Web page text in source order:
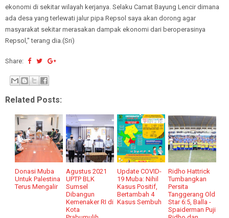
ekonomi di sekitar wilayah kerjanya. Selaku Camat Bayung Lencir dimana
ada desa yang terlewati jalur pipa Repsol saya akan dorong agar
masyarakat sekitar merasakan dampak ekonomi dari beroperasinya
Repsol," terang dia.(Sri)
Share:
Related Posts:
Donasi Muba
Untuk Palestina
Terus Mengalir
Agustus 2021
UPTP BLK
Sumsel
Dibangun
Kemenaker RI di
Kota
Update COVID-
19 Muba: Nihil
Kasus Positif,
Bertambah 4
Kasus Sembuh
Ridho Hattrick
Tumbangkan
Persita
Tanggerang Old
Star 6:5, Balla -
Spaiderman Puji